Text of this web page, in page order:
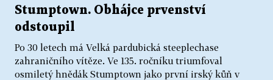
Stumptown. Obhájce prvenství
odstoupil
Po 30 letech má Velká pardubická steeplechase
zahraničního vítěze. Ve 135. ročníku triumfoval
osmiletý hnědák Stumptown jako první irský kůň v